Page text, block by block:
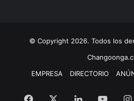
© Copyright 2026. Todos los
EMPRESA
DIRECTORIO
Facebook LinkedIn